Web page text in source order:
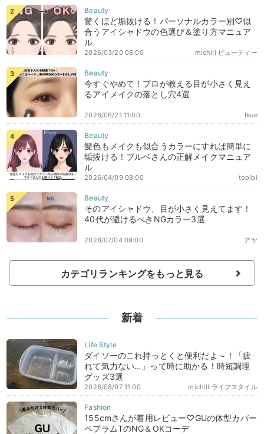
驚くほど垢抜ける！パーソナルカラー別♡似
合うアイシャドウの色選び＆塗り方マニュア
ル
michill ビューティー
2026/03/20 08:00
今すぐやめて！プロが教える目が小さく見え
るアイメイクの落とし穴4選
Ikue
2026/06/21 11:00
髪色もメイクも似合うカラーにすれば簡単に
垢抜ける！ブルベさんの正解メイクマニュア
ル
tobibi
2026/04/09 08:00
そのアイシャドウ、目が小さく見えてます！
40代が避けるべきNGカラー3選
アヤ
2026/07/04 08:00
カテゴリランキングをもっと見る
新着
ダイソーのこれ持っとくと便利だよ～！「疲
れて気力ない…」って時に助かる！時短調理
グッズ3選
michill ライフスタイル
2026/08/07 11:00
155cmさんが着用レビュー♡GUの体型カバー
ペプラムTのNG＆OKコーデ